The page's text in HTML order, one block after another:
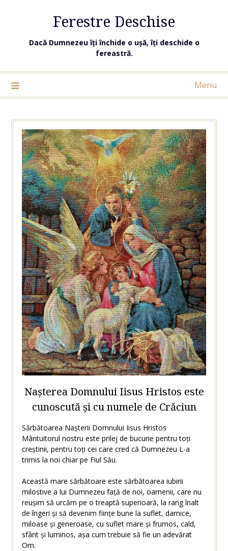
Ferestre Deschise
Dacă Dumnezeu îți închide o ușă, îți deschide o
fereastră.
Menu
Nașterea Domnului Iisus Hristos este
cunoscută și cu numele de Crăciun
Sărbătoarea Nașterii Domnului Iisus Hristos
Mântuitorul nostru este prilej de bucurie pentru toți
creștinii, pentru toți cei care cred că Dumnezeu L-a
trimis la noi chiar pe Fiul Său.
Această mare sărbătoare este sărbătoarea iubirii
milostive a lui Dumnezeu față de noi, oamenii, care nu
reușim să urcăm pe o treaptă superioară, la rang înalt
de îngeri și să devenim ființe bune la suflet, darnice,
miloase și generoase, cu suflet mare și frumos, cald,
sfânt și luminos, așa cum trebuie să fie un adevărat
Om.